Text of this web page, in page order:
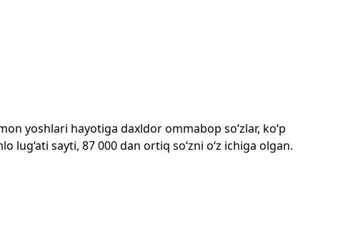
yoshlari hayotiga daxldor ommabop so‘zlar, ko‘p
sayti, 87 000 dan ortiq so‘zni o‘z ichiga olgan.